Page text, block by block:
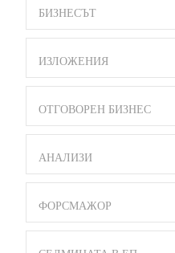
БИЗНЕСЪТ
ИЗЛОЖЕНИЯ
ОТГОВОРЕН БИЗНЕС
АНАЛИЗИ
ФОРСМАЖОР